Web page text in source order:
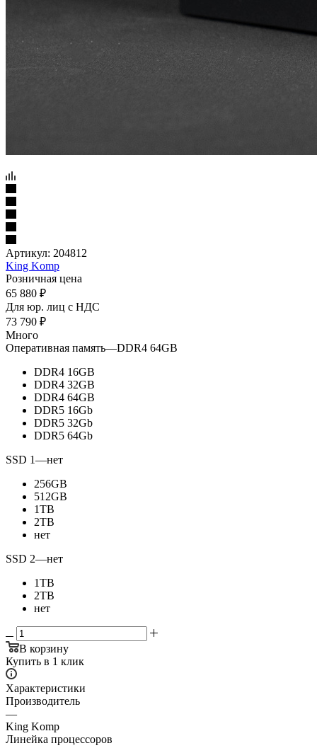
Артикул: 204812
King Komp
Розничная цена
65 880 ₽
Для юр. лиц c НДС
73 790 ₽
Много
Оперативная память—DDR4 64GB
DDR4 16GB
DDR4 32GB
DDR4 64GB
DDR5 16Gb
DDR5 32Gb
DDR5 64Gb
SSD 1—нет
256GB
512GB
1TB
2TB
нет
SSD 2—нет
1TB
2TB
нет
В корзину
Купить в 1 клик
Характеристики
Производитель
—
King Komp
Линейка процессоров